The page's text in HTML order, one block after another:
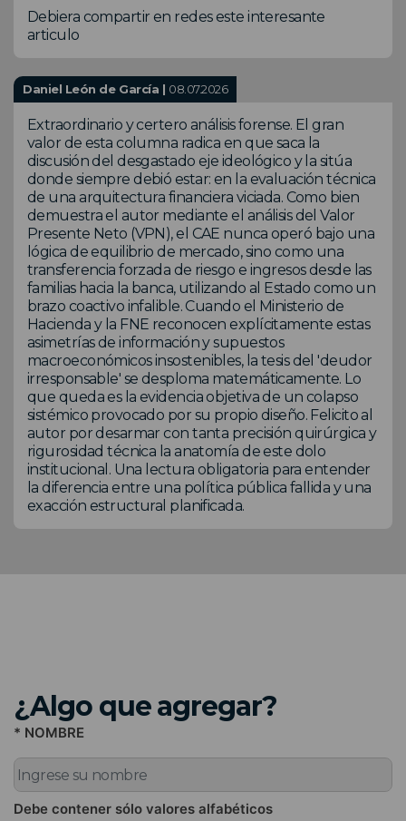
Debiera compartir en redes este interesante
articulo
Daniel León de García | 08.07.2026
Extraordinario y certero análisis forense. El gran
valor de esta columna radica en que saca la
discusión del desgastado eje ideológico y la sitúa
donde siempre debió estar: en la evaluación técnica
de una arquitectura financiera viciada. Como bien
demuestra el autor mediante el análisis del Valor
Presente Neto (VPN), el CAE nunca operó bajo una
lógica de equilibrio de mercado, sino como una
transferencia forzada de riesgo e ingresos desde las
familias hacia la banca, utilizando al Estado como un
brazo coactivo infalible. Cuando el Ministerio de
Hacienda y la FNE reconocen explícitamente estas
asimetrías de información y supuestos
macroeconómicos insostenibles, la tesis del 'deudor
irresponsable' se desploma matemáticamente. Lo
que queda es la evidencia objetiva de un colapso
sistémico provocado por su propio diseño. Felicito al
autor por desarmar con tanta precisión quirúrgica y
rigurosidad técnica la anatomía de este dolo
institucional. Una lectura obligatoria para entender
la diferencia entre una política pública fallida y una
exacción estructural planificada.
¿Algo que agregar?
* NOMBRE
Debe contener sólo valores alfabéticos